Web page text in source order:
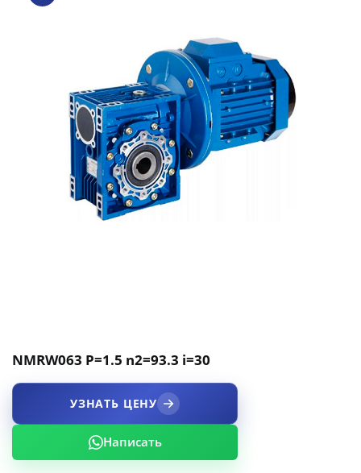
product view
NMRW063 P=1.5 n2=93.3 i=30
УЗНАТЬ ЦЕНУ
Написать